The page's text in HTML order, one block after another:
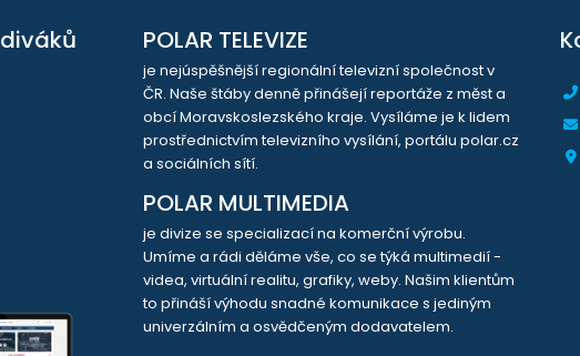
diváků POLAR TELEVIZE
je nejúspěšnější regionální televizní společnost v
ČR. Naše štáby denně přinášejí reportáže z měst a
obcí Moravskoslezského kraje. Vysíláme je k lidem
prostřednictvím televizního vysílání, portálu polar.cz
a sociálních sítí.
POLAR MULTIMEDIA
je divize se specializací na komerční výrobu.
Umíme a rádi děláme vše, co se týká multimedií -
videa, virtuální realitu, grafiky, weby. Našim klientům
to přináší výhodu snadné komunikace s jediným
univerzálním a osvědčeným dodavatelem.